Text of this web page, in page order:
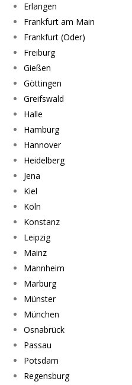
Erlangen
Frankfurt am Main
Frankfurt (Oder)
Freiburg
Gießen
Göttingen
Greifswald
Halle
Hamburg
Hannover
Heidelberg
Jena
Kiel
Köln
Konstanz
Leipzig
Mainz
Mannheim
Marburg
Münster
München
Osnabrück
Passau
Potsdam
Regensburg